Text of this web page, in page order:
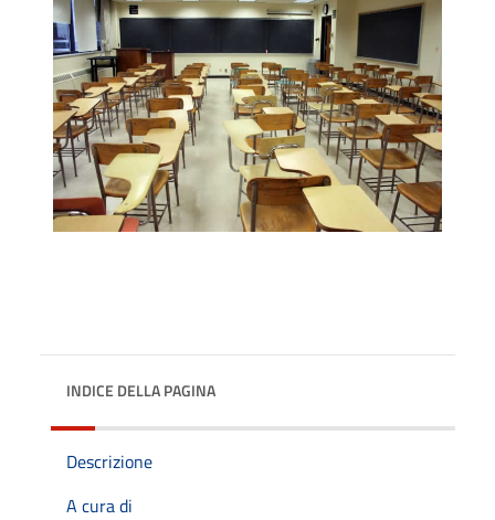
INDICE DELLA PAGINA
Descrizione
A cura di